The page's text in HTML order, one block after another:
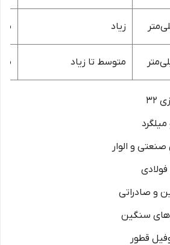
زیاد
متوسط تا زیاد
و الوار
و صادراتی
سنگین
قطور